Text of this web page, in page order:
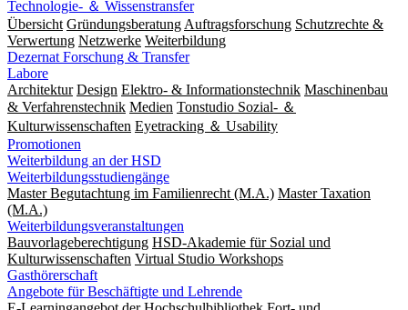
Technologie- ＆ Wissenstransfer
Übersicht Gründungsberatung Auftragsforschung Schutzrechte &
Verwertung Netzwerke Weiterbildung
Dezernat Forschung & Transfer
Labore
Architektur Design Elektro- & Informationstechnik Maschinenbau
& Verfahrenstechnik Medien Tonstudio Sozial- ＆
Kulturwissenschaften Eyetracking ＆ Usability
Promotionen
Weiterbildung an der HSD
Weiterbildungsstudiengänge
Master Begutachtung im Familienrecht (M.A.) Master Taxation
(M.A.)
Weiterbildungsveranstaltungen
Bauvorlageberechtigung HSD-Akademie für Sozial und
Kulturwissenschaften Virtual Studio Workshops
Gasthörerschaft
Angebote für Beschäftigte und Lehrende